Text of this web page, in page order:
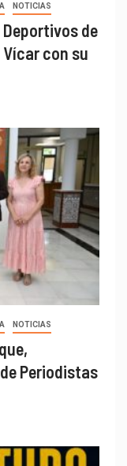
NOTICIAS
de
con su
NOTICIAS
Periodistas